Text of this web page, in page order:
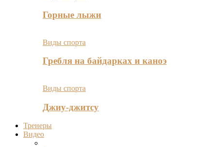
Горные лыжи
Виды спорта
Гребля на байдарках и каноэ
Виды спорта
Джиу-джитсу
Тренеры
Видео